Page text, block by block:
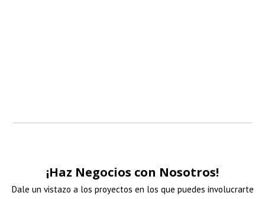
¡Haz Negocios con Nosotros!
Dale un vistazo a los proyectos en los que puedes involucrarte